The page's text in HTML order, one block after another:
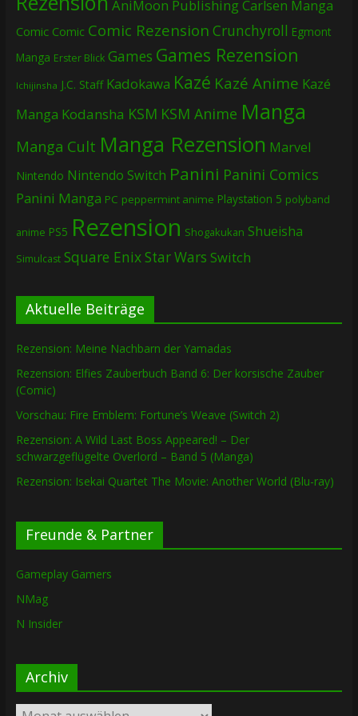
AniMoon PublishingCarlsen Manga
Comic Comic Comic Rezension Crunchyroll Egmont
Manga Erster Blick Games Games Rezension
Ichijinsha J.C. Staff Kadokawa Kazé Kazé Anime Kazé
Manga Kodansha KSM KSM Anime Manga
Manga Cult Manga Rezension Marvel
Nintendo Nintendo Switch Panini Panini Comics
Panini Manga PC peppermint anime Playstation 5 polyband
anime PS5 Rezension Shogakukan Shueisha
Simulcast Square EnixStar Wars Switch
Aktuelle Beiträge
Rezension: Meine Nachbarn der Yamadas
Rezension: Elfies Zauberbuch Band 6: Der korsische Zauber
(Comic)
Vorschau: Fire Emblem: Fortune’s Weave (Switch 2)
Rezension: A Wild Last Boss Appeared! – Der
schwarzgeflügelte Overlord – Band 5 (Manga)
Rezension: Isekai Quartet The Movie: Another World (Blu-ray)
Freunde & Partner
Gameplay Gamers
NMag
N Insider
Archiv
Archiv